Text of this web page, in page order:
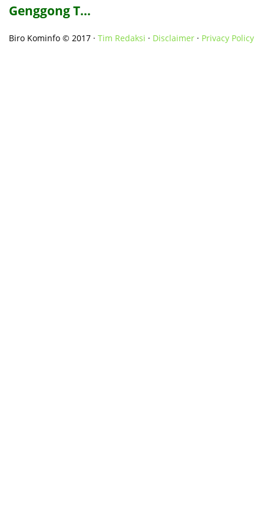
Genggong T…
Biro Kominfo © 2017 · Tim Redaksi · Disclaimer · Privacy Policy